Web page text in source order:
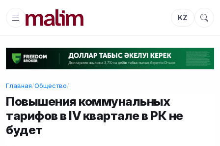
KZ
Главная/Общество/
Повышения коммунальных
тарифов в IV квартале в РК не
будет